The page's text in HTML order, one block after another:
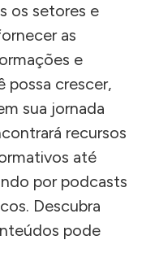
os setores e
as
e
possa crescer,
sua jornada
recursos
até
por podcasts
Descubra
pode